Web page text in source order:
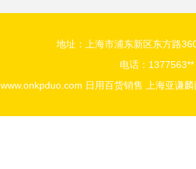
地址：上海市浦东新区东方路
电话：1377563**
www.onkpduo.com 日用百货销售 上海亚谦